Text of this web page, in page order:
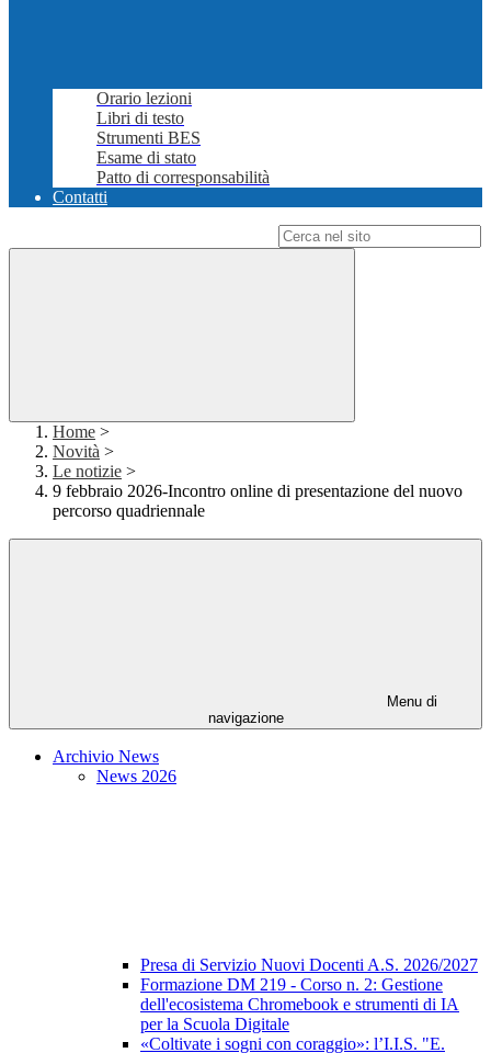
Orario lezioni
Libri di testo
Strumenti BES
Esame di stato
Patto di corresponsabilità
Contatti
Home >
Novità >
Le notizie >
9 febbraio 2026-Incontro online di presentazione del nuovo
percorso quadriennale
Menu di
navigazione
Archivio News
News 2026
Presa di Servizio Nuovi Docenti A.S. 2026/2027
Formazione DM 219 - Corso n. 2: Gestione
dell'ecosistema Chromebook e strumenti di IA
per la Scuola Digitale
«Coltivate i sogni con coraggio»: l’I.I.S. "E.